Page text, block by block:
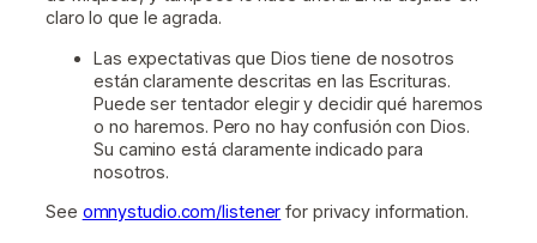
claro lo que le agrada.
Las expectativas que Dios tiene de nosotros
están claramente descritas en las Escrituras.
Puede ser tentador elegir y decidir qué haremos
o no haremos. Pero no hay confusión con Dios.
Su camino está claramente indicado para
nosotros.
See omnystudio.com/listener for privacy information.